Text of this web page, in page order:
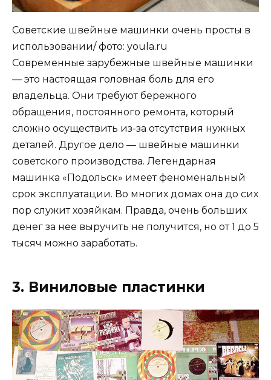
Советские швейные машинки очень просты в
использовании/ фото: youla.ru
Современные зарубежные швейные машинки
— это настоящая головная боль для его
владельца. Они требуют бережного
обращения, постоянного ремонта, который
сложно осуществить из-за отсутствия нужных
деталей. Другое дело — швейные машинки
советского производства. Легендарная
машинка «Подольск» имеет феноменальный
срок эксплуатации. Во многих домах она до сих
пор служит хозяйкам. Правда, очень больших
денег за нее выручить не получится, но от 1 до 5
тысяч можно заработать.
3. Виниловые пластинки